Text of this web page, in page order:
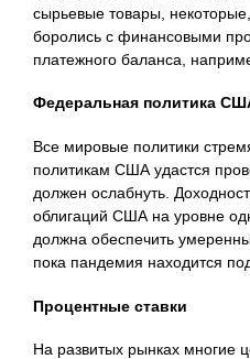
сырьевые товары,
боролись с финансовыми
платежного баланса,
Федеральная политика
Все мировые политики
политикам США удастся
должен ослабнуть.
облигаций США на уровне
должна обеспечить
пока пандемия находится
Процентные ставки
На развитых рынках многие